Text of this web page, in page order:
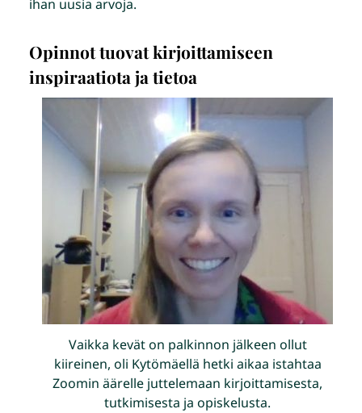
ihan uusia arvoja.
Opinnot tuovat kirjoittamiseen
inspiraatiota ja tietoa
Vaikka kevät on palkinnon jälkeen ollut
kiireinen, oli Kytömäellä hetki aikaa istahtaa
Zoomin äärelle juttelemaan kirjoittamisesta,
tutkimisesta ja opiskelusta.